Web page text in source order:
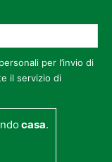
per l’invio di
il servizio di
casa.